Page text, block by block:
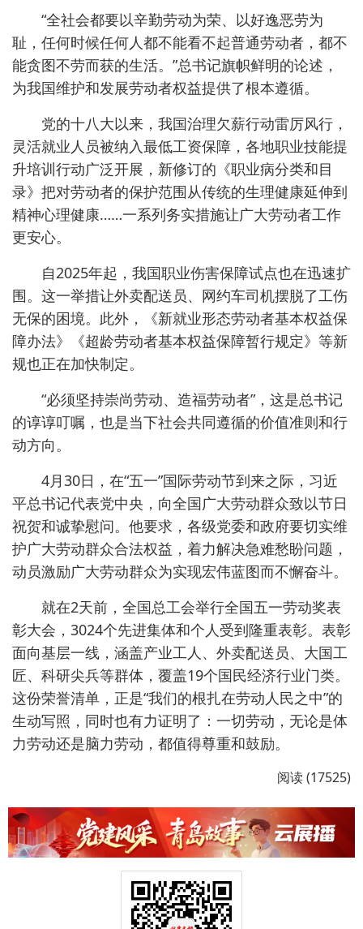
“全社会都要以辛勤劳动为荣、以好逸恶劳为
耻，任何时候任何人都不能看不起普通劳动者，都不
能贪图不劳而获的生活。”总书记旗帜鲜明的论述，
为我国维护和发展劳动者权益提供了根本遵循。
党的十八大以来，我国治理欠薪行动雷厉风行，
灵活就业人员被纳入最低工资保障，各地职业技能提
升培训行动广泛开展，新修订的《职业病分类和目
录》把对劳动者的保护范围从传统的生理健康延伸到
精神心理健康……一系列务实措施让广大劳动者工作
更安心。
自2025年起，我国职业伤害保障试点也在迅速扩
围。这一举措让外卖配送员、网约车司机摆脱了工伤
无保的困境。此外，《新就业形态劳动者基本权益保
障办法》《超龄劳动者基本权益保障暂行规定》等新
规也正在加快制定。
“必须坚持崇尚劳动、造福劳动者”，这是总书记
的谆谆叮嘱，也是当下社会共同遵循的价值准则和行
动方向。
4月30日，在“五一”国际劳动节到来之际，习近
平总书记代表党中央，向全国广大劳动群众致以节日
祝贺和诚挚慰问。他要求，各级党委和政府要切实维
护广大劳动群众合法权益，着力解决急难愁盼问题，
动员激励广大劳动群众为实现宏伟蓝图而不懈奋斗。
就在2天前，全国总工会举行全国五一劳动奖表
彰大会，3024个先进集体和个人受到隆重表彰。表彰
面向基层一线，涵盖产业工人、外卖配送员、大国工
匠、科研尖兵等群体，覆盖19个国民经济行业门类。
这份荣誉清单，正是“我们的根扎在劳动人民之中”的
生动写照，同时也有力证明了：一切劳动，无论是体
力劳动还是脑力劳动，都值得尊重和鼓励。
阅读 (17525)